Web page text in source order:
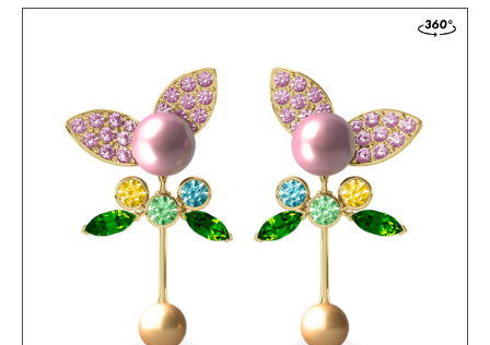
de saphirs roses.
COMMANDER